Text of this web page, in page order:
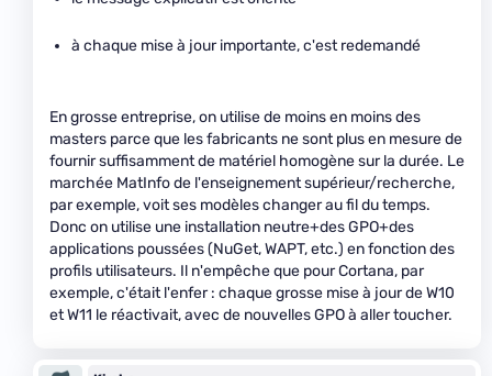
à chaque mise à jour importante, c'est redemandé
En grosse entreprise, on utilise de moins en moins des
masters parce que les fabricants ne sont plus en mesure de
fournir suffisamment de matériel homogène sur la durée. Le
marchée MatInfo de l'enseignement supérieur/recherche,
par exemple, voit ses modèles changer au fil du temps.
Donc on utilise une installation neutre+des GPO+des
applications poussées (NuGet, WAPT, etc.) en fonction des
profils utilisateurs. Il n'empêche que pour Cortana, par
exemple, c'était l'enfer : chaque grosse mise à jour de W10
et W11 le réactivait, avec de nouvelles GPO à aller toucher.